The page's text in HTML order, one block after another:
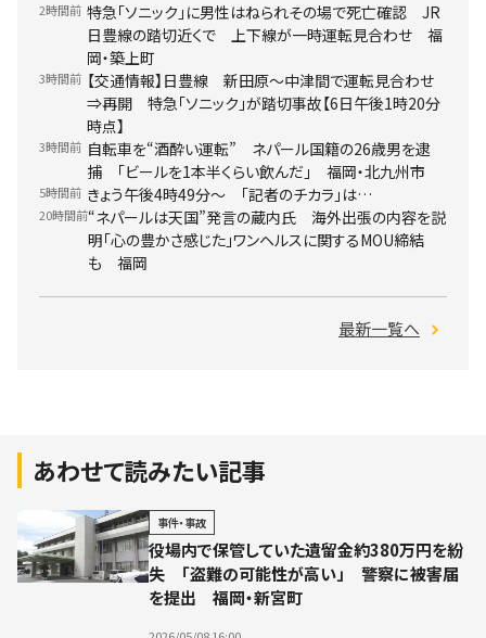
2時間前 特急「ソニック」に男性はねられその場で死亡確認 JR
日豊線の踏切近くで 上下線が一時運転見合わせ 福
岡・築上町
3時間前 【交通情報】日豊線 新田原～中津間で運転見合わせ
⇒再開 特急「ソニック」が踏切事故【6日午後1時20分
時点】
3時間前 自転車を“酒酔い運転” ネパール国籍の26歳男を逮
捕 「ビールを1本半くらい飲んだ」 福岡・北九州市
5時間前 きょう午後4時49分～ 「記者のチカラ」は…
20時間前“ネパールは天国”発言の蔵内氏 海外出張の内容を説
明「心の豊かさ感じた」ワンヘルスに関するMOU締結
も 福岡
最新一覧へ
あわせて読みたい記事
事件・事故
役場内で保管していた遺留金約380万円を紛
失 「盗難の可能性が高い」 警察に被害届
を提出 福岡・新宮町